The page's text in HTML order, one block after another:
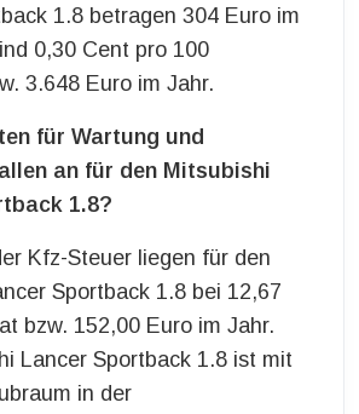
1.8 betragen 304 Euro im
0,30 Cent pro 100
3.648 Euro im Jahr.
für Wartung und
an für den Mitsubishi
1.8?
Kfz-Steuer liegen für den
Sportback 1.8 bei 12,67
bzw. 152,00 Euro im Jahr.
Lancer Sportback 1.8 ist mit
in der